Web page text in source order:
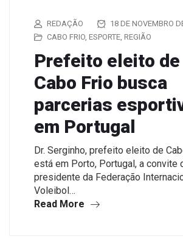
REDAÇÃO
18 DE NOVEMBRO
CABO FRIO, ESPORTE, REGIÃO
Prefeito eleito de
Cabo Frio busca
parcerias
em Portugal
Dr. Serginho, prefeito eleito de
está em Porto, Portugal, a convite
presidente da Federação
Voleibol…
Read More